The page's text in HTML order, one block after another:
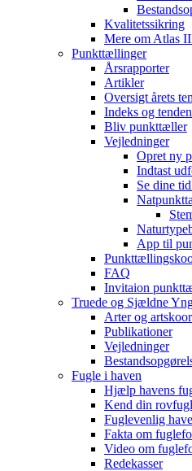
Kvalitetssikring
Mere om Atlas
Punkttællinger
Årsrapporter
Artikler
Oversigt årets
Indeks og
Bliv punkttæller
Vejledninger
Opret ny
Indtast
Se dine
App til
FAQ
Invitaion
Truede og Sjældne
Arter og
Publikationer
Vejledninger
Fugle i haven
Hjælp havens
Kend din rovfugl
Fuglevenlig have
Fakta om
Video om
Redekasser